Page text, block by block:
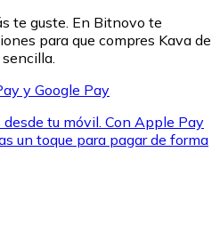
te guste. En Bitnovo te
para que compres Kava de
y Google Pay
tu móvil. Con Apple Pay
un toque para pagar de forma